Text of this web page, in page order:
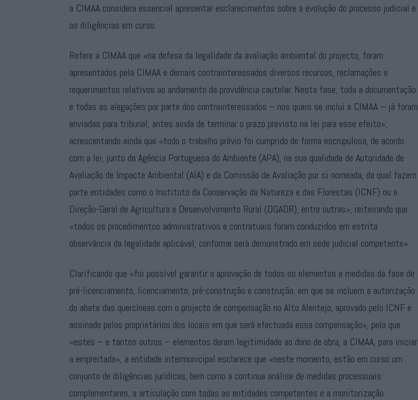
a CIMAA considera essencial apresentar esclarecimentos sobre a evolução do processo judicial e
as diligências em curso.
Refere a CIMAA que «na defesa da legalidade da avaliação ambiental do projecto, foram
apresentados pela CIMAA e demais contrainteressados diversos recursos, reclamações e
requerimentos relativos ao andamento da providência cautelar. Nesta fase, toda a documentação
e todas as alegações por parte dos contrainteressados – nos quais se inclui a CIMAA – já foram
enviadas para tribunal, antes ainda de terminar o prazo previsto na lei para esse efeito»,
acrescentando ainda que «todo o trabalho prévio foi cumprido de forma escrupulosa, de acordo
com a lei, junto da Agência Portuguesa do Ambiente (APA), na sua qualidade de Autoridade de
Avaliação de Impacte Ambiental (AIA) e da Comissão de Avaliação por si nomeada, da qual fazem
parte entidades como o Instituto da Conservação da Natureza e das Florestas (ICNF) ou a
Direção-Geral de Agricultura e Desenvolvimento Rural (DGADR), entre outras», reiteirando que
«todos os procedimentos administrativos e contratuais foram conduzidos em estrita
observância da legalidade aplicável, conforme será demonstrado em sede judicial competente».
Clarificando que «foi possível garantir a aprovação de todos os elementos e medidas da fase de
pré-licenciamento, licenciamento, pré-construção e construção, em que se incluem a autorização
do abate das quercíneas com o projecto de compensação no Alto Alentejo, aprovado pelo ICNF e
assinado pelos proprietários dos locais em que será efectuada essa compensação», pelo que
«estes – e tantos outros – elementos deram legitimidade ao dono de obra, a CIMAA, para iniciar
a empreitada», a entidade intermunicipal esclarece que «neste momento, estão em curso um
conjunto de diligências jurídicas, bem como a continua análise de medidas processuais
complementares, a articulação com todas as entidades competentes e a monitorização